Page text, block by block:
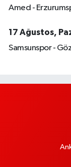
Amed -
17 Ağustos,
Samsunspor -